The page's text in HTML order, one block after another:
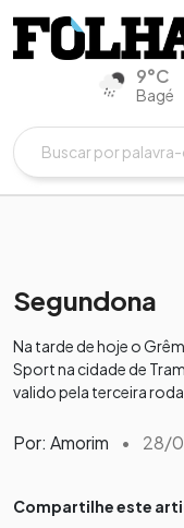
9°C
Bagé
Segundona
Na tarde de hoje o
Sport na cidade de
valido pela terceira
Por: Amorim • 28/
Compartilhe este